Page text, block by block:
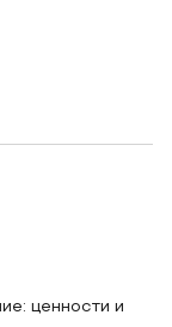
ценности и